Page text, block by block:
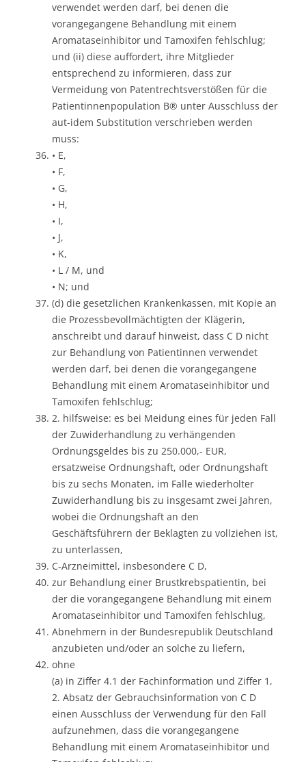
verwendet werden darf, bei denen die
vorangegangene Behandlung mit einem
Aromataseinhibitor und Tamoxifen fehlschlug;
und (ii) diese auffordert, ihre Mitglieder
entsprechend zu informieren, dass zur
Vermeidung von Patentrechtsverstößen für die
Patientinnenpopulation B® unter Ausschluss der
aut-idem Substitution verschrieben werden
muss:
• E,
• F,
• G,
• H,
• I,
• J,
• K,
• L / M, und
• N; und
(d) die gesetzlichen Krankenkassen, mit Kopie an
die Prozessbevollmächtigten der Klägerin,
anschreibt und darauf hinweist, dass C D nicht
zur Behandlung von Patientinnen verwendet
werden darf, bei denen die vorangegangene
Behandlung mit einem Aromataseinhibitor und
Tamoxifen fehlschlug;
2. hilfsweise: es bei Meidung eines für jeden Fall
der Zuwiderhandlung zu verhängenden
Ordnungsgeldes bis zu 250.000,- EUR,
ersatzweise Ordnungshaft, oder Ordnungshaft
bis zu sechs Monaten, im Falle wiederholter
Zuwiderhandlung bis zu insgesamt zwei Jahren,
wobei die Ordnungshaft an den
Geschäftsführern der Beklagten zu vollziehen ist,
zu unterlassen,
C-Arzneimittel, insbesondere C D,
zur Behandlung einer Brustkrebspatientin, bei
der die vorangegangene Behandlung mit einem
Aromataseinhibitor und Tamoxifen fehlschlug,
Abnehmern in der Bundesrepublik Deutschland
anzubieten und/oder an solche zu liefern,
ohne
(a) in Ziffer 4.1 der Fachinformation und Ziffer 1,
2. Absatz der Gebrauchsinformation von C D
einen Ausschluss der Verwendung für den Fall
aufzunehmen, dass die vorangegangene
Behandlung mit einem Aromataseinhibitor und